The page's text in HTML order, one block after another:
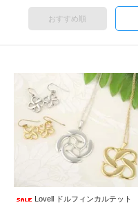
おすすめ順
Lovell ドルフィンカルテット